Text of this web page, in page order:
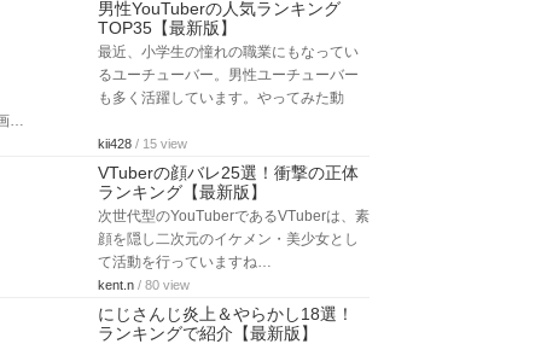
男性YouTuberの人気ランキング
TOP35【最新版】
最近、小学生の憧れの職業にもなってい
るユーチューバー。男性ユーチューバー
も多く活躍しています。やってみた動
…
kii428 / 15 view
VTuberの顔バレ25選！衝撃の正体
ランキング【最新版】
次世代型のYouTuberであるVTuberは、素
顔を隠し二次元のイケメン・美少女とし
て活動を行っていますね…
kent.n / 80 view
にじさんじ炎上＆やらかし18選！
ランキングで紹介【最新版】